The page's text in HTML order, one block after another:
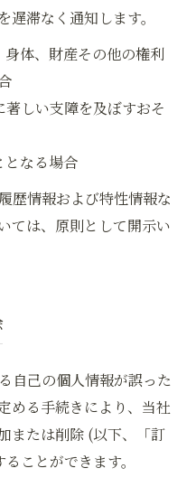
滞なく通知します。
体、財産その他の権利
しい支障を及ぼすおそ
となる場合
歴情報および特性情報な
ては、原則として開示い
自己の個人情報が誤った
める手続きにより、当社
または削除 (以下、「訂
ことができます。